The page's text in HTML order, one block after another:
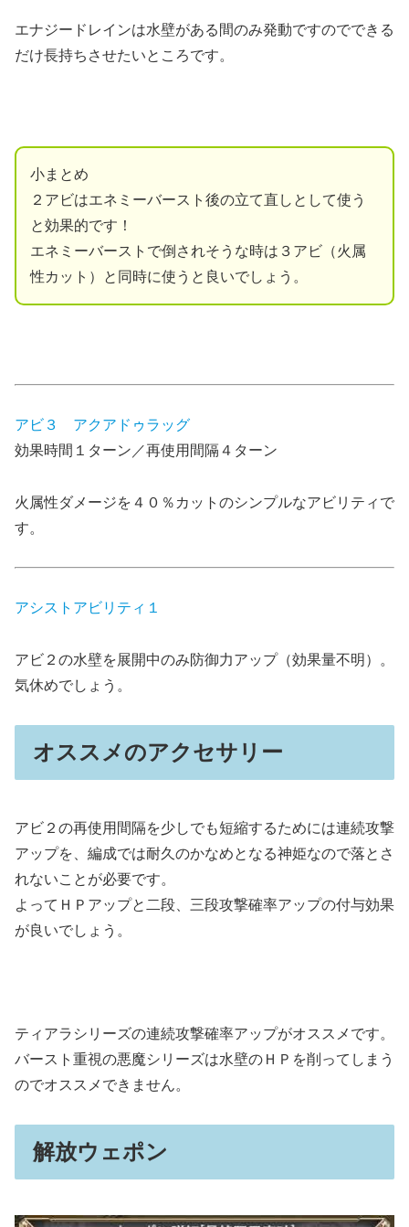
エナジードレインは水壁がある間のみ発動ですのでできる
だけ長持ちさせたいところです。
小まとめ
２アビはエネミーバースト後の立て直しとして使う
と効果的です！
エネミーバーストで倒されそうな時は３アビ（火属
性カット）と同時に使うと良いでしょう。
アビ３ アクアドゥラッグ
効果時間１ターン／再使用間隔４ターン
火属性ダメージを４０％カットのシンプルなアビリティで
す。
アシストアビリティ１
アビ２の水壁を展開中のみ防御力アップ（効果量不明）。
気休めでしょう。
オススメのアクセサリー
アビ２の再使用間隔を少しでも短縮するためには連続攻撃
アップを、編成では耐久のかなめとなる神姫なので落とさ
れないことが必要です。
よってＨＰアップと二段、三段攻撃確率アップの付与効果
が良いでしょう。
ティアラシリーズの連続攻撃確率アップがオススメです。
バースト重視の悪魔シリーズは水壁のＨＰを削ってしまう
のでオススメできません。
解放ウェポン